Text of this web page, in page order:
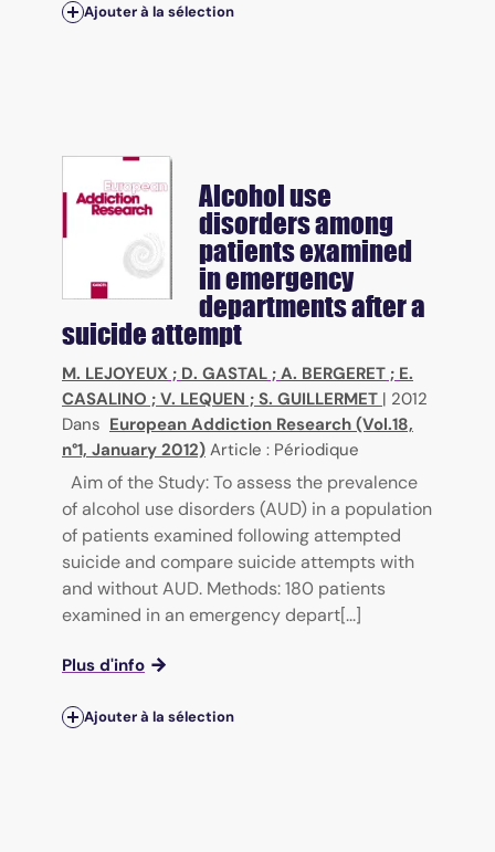
Ajouter à la sélection
Alcohol use
disorders among
patients examined
in emergency
departments after a
suicide attempt
M. LEJOYEUX ; D. GASTAL ; A. BERGERET ; E.
CASALINO ; V. LEQUEN ; S. GUILLERMET | 2012
Dans European Addiction Research (Vol.18,
n°1, January 2012) Article : Périodique
Aim of the Study: To assess the prevalence
of alcohol use disorders (AUD) in a population
of patients examined following attempted
suicide and compare suicide attempts with
and without AUD. Methods: 180 patients
examined in an emergency depart[...]
Plus d'info
Ajouter à la sélection